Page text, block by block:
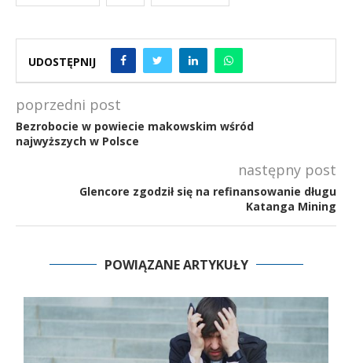
UDOSTĘPNIJ
poprzedni post
Bezrobocie w powiecie makowskim wśród
najwyższych w Polsce
następny post
Glencore zgodził się na refinansowanie długu
Katanga Mining
POWIĄZANE ARTYKUŁY